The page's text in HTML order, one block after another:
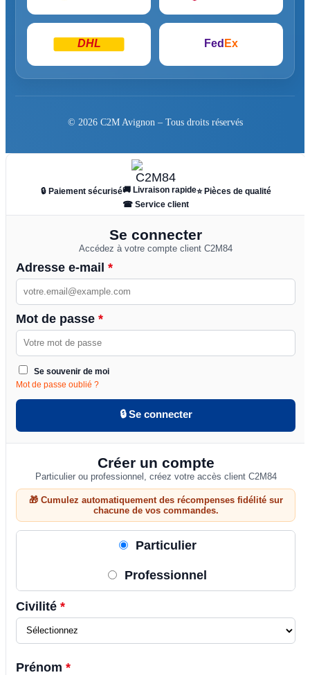
DHL Fed Ex
© 2026 C2M Avignon – Tous droits réservés
🔒 Paiement sécurisé🚚 Livraison rapide⭐ Pièces de qualité
☎ Service client
Se connecter
Accédez à votre compte client C2M84
Adresse e-mail *
Mot de passe *
Se souvenir de moi
Mot de passe oublié ?
🔒 Se connecter
Créer un compte
Particulier ou professionnel, créez votre accès client C2M84
🎁 Cumulez automatiquement des récompenses fidélité sur
chacune de vos commandes.
Particulier
Professionnel
Civilité *
Prénom *